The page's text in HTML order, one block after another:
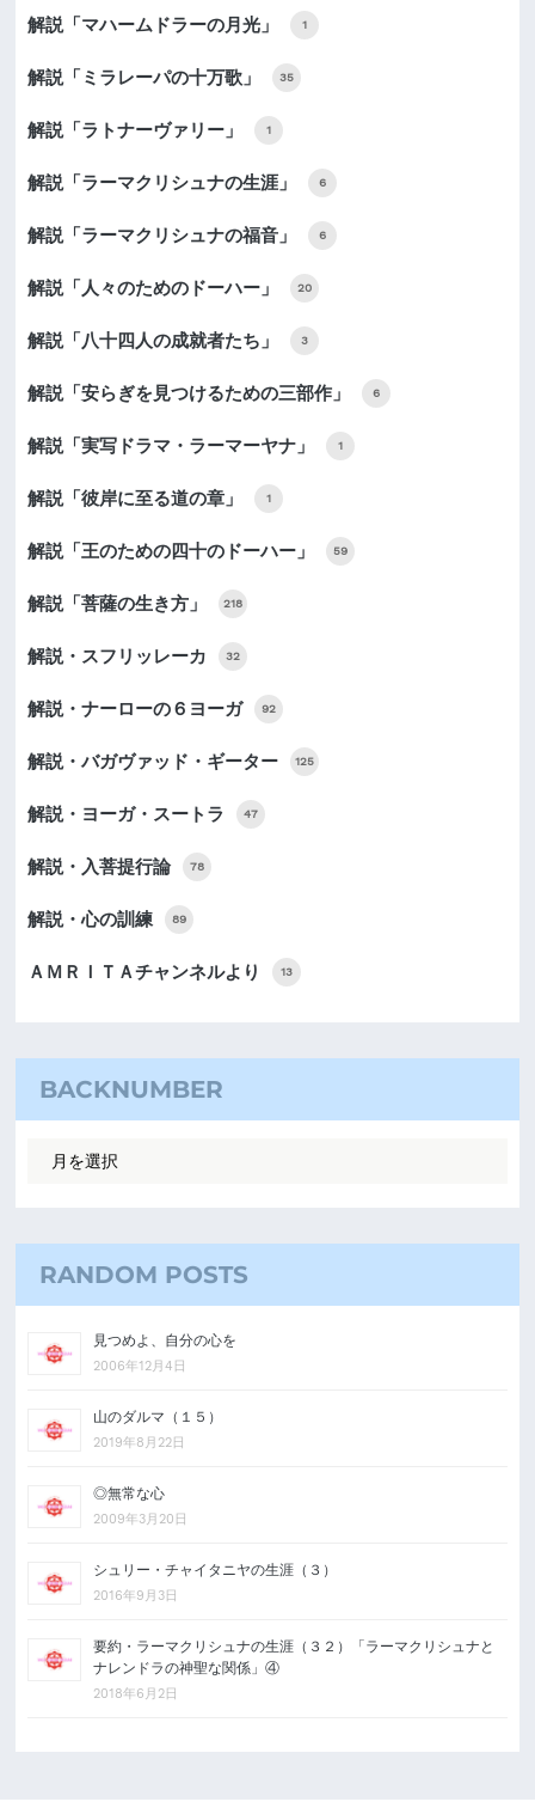
解説「マハームドラーの月光」 1
解説「ミラレーパの十万歌」 35
解説「ラトナーヴァリー」 1
解説「ラーマクリシュナの生涯」 6
解説「ラーマクリシュナの福音」 6
解説「人々のためのドーハー」 20
解説「八十四人の成就者たち」 3
解説「安らぎを見つけるための三部作」 6
解説「実写ドラマ・ラーマーヤナ」 1
解説「彼岸に至る道の章」 1
解説「王のための四十のドーハー」 59
解説「菩薩の生き方」 218
解説・スフリッレーカ 32
解説・ナーローの６ヨーガ 92
解説・バガヴァッド・ギーター 125
解説・ヨーガ・スートラ 47
解説・入菩提行論 78
解説・心の訓練 89
ＡＭＲＩＴＡチャンネルより 13
BACKNUMBER
RANDOM POSTS
見つめよ、自分の心を
2006年12月4日
山のダルマ（１５）
2019年8月22日
◎無常な心
2009年3月20日
シュリー・チャイタニヤの生涯（３）
2016年9月3日
要約・ラーマクリシュナの生涯（３２）「ラーマクリシュナと
ナレンドラの神聖な関係」④
2018年6月2日